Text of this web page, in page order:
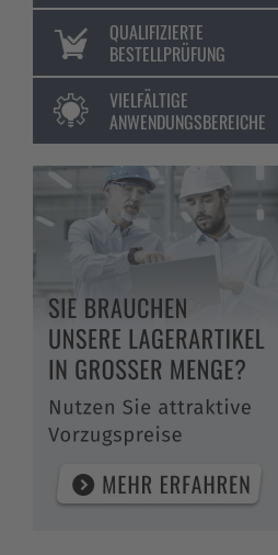
QUALIFIZIERTE
BESTELLPRÜFUNG
VIELFÄLTIGE
ANWENDUNGSBEREICHE